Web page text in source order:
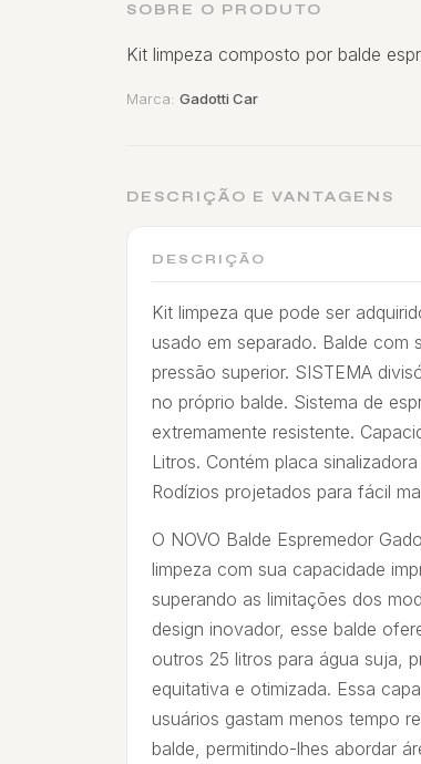
SOBRE O PRODUTO
Kit limpeza composto por balde
Marca: Gadotti Car
DESCRIÇÃO E VANTAGENS
DESCRIÇÃO
Kit limpeza que pode ser
usado em separado. Balde com
pressão superior. SISTEMA
no próprio balde. Sistema de
extremamente resistente.
Litros. Contém placa
Rodízios projetados para fácil
O NOVO Balde Espremedor
limpeza com sua capacidade
superando as limitações dos
design inovador, esse balde
outros 25 litros para água suja,
equitativa e otimizada. Essa
usuários gastam menos tempo
balde, permitindo-lhes abordar